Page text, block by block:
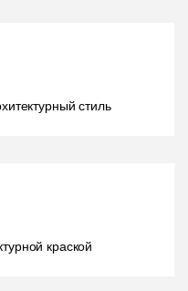
стиль
краской